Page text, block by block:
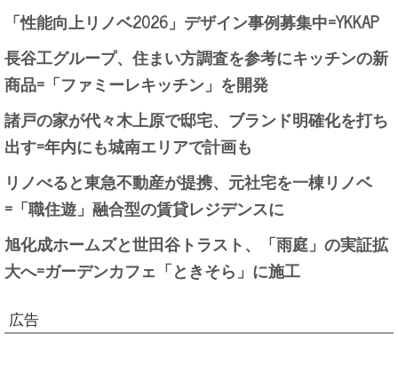
「性能向上リノベ2026」デザイン事例募集中=YKKAP
長谷工グループ、住まい方調査を参考にキッチンの新
商品=「ファミーレキッチン」を開発
諸戸の家が代々木上原で邸宅、ブランド明確化を打ち
出す=年内にも城南エリアで計画も
リノべると東急不動産が提携、元社宅を一棟リノベ
=「職住遊」融合型の賃貸レジデンスに
旭化成ホームズと世田谷トラスト、「雨庭」の実証拡
大へ=ガーデンカフェ「ときそら」に施工
広告